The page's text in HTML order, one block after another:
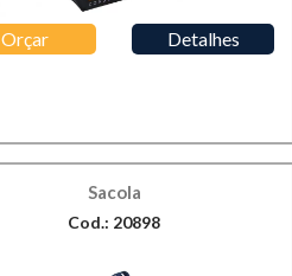
Orçar Detalhes
Sacola
Cod.: 20898